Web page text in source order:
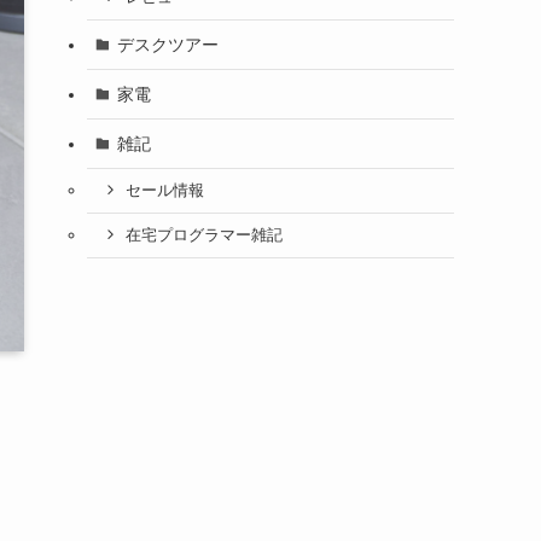
デスクツアー
家電
雑記
セール情報
在宅プログラマー雑記